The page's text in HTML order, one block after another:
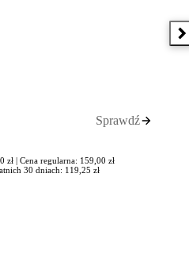
Sprawdź
zł | Cena regularna: 159,00 zł
30 dniach: 119,25 zł